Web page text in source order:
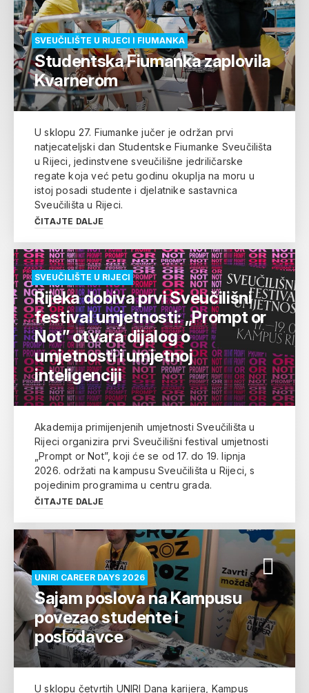
SVEUČILIŠTE U RIJECI I FIUMANKA
Studentska Fiumanka zaplovila
Kvarnerom
U sklopu 27. Fiumanke jučer je održan prvi
natjecateljski dan Studentske Fiumanke Sveučilišta
u Rijeci, jedinstvene sveučilišne jedriličarske
regate koja već petu godinu okuplja na moru u
istoj posadi studente i djelatnike sastavnica
Sveučilišta u Rijeci.
ČITAJTE DALJE
SVEUČILIŠTE U RIJECI
Rijeka dobiva prvi Sveučilišni
festival umjetnosti: „Prompt or
Not” otvara dijalog o
umjetnosti i umjetnoj
inteligenciji
Akademija primijenjenih umjetnosti Sveučilišta u
Rijeci organizira prvi Sveučilišni festival umjetnosti
„Prompt or Not”, koji će se od 17. do 19. lipnja
2026. održati na kampusu Sveučilišta u Rijeci, s
pojedinim programima u centru grada.
ČITAJTE DALJE
UNIRI CAREER DAYS 2026
Sajam poslova na Kampusu
povezao studente i
poslodavce
U sklopu četvrtih UNIRI Dana karijera, Kampus